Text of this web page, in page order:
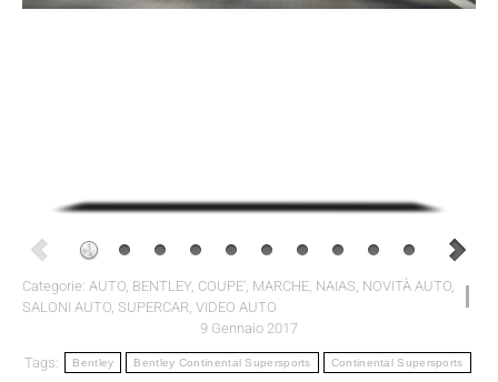
Categorie: AUTO, BENTLEY, COUPE', MARCHE, NAIAS, NOVITÀ AUTO,
SALONI AUTO, SUPERCAR, VIDEO AUTO
9 Gennaio 2017
Tags: Bentley Bentley Continental Supersports Continental Supersports